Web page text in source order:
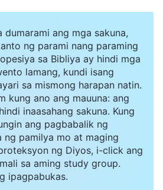
pagkakatawang-tao ay ang
ito maaaring maihalo sa
ibang kapanahunan. At
tao ang Diyos,
pagkakakilanlan ng Kanyang
dumarating Siya sa
Niya sa gayon sa
dapat Niyang gawin.
dumarami ang mga sakuna,
ng parami nang paraming
sa Bibliya ay hindi mga
lamang, kundi isang
sa mismong harapan natin.
kung ano ang mauuna: ang
inaasahang sakuna. Kung
ang pagbabalik ng
ng pamilya mo at maging
ng Diyos, i-click ang
sa aming study group.
ipagpabukas.